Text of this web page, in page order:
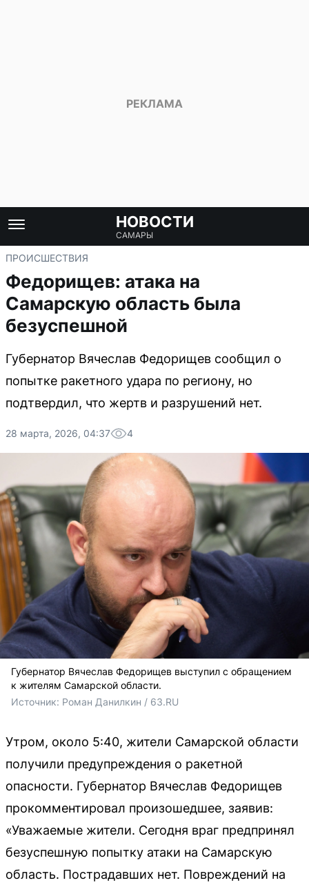
НОВОСТИ
САМАРЫ
ПРОИСШЕСТВИЯ
Федорищев: атака на
Самарскую область была
безуспешной
Губернатор Вячеслав Федорищев сообщил о
попытке ракетного удара по региону, но
подтвердил, что жертв и разрушений нет.
28 марта, 2026, 04:37 4
Губернатор Вячеслав Федорищев выступил с обращением
к жителям Самарской области.
Источник: Роман Данилкин / 63.RU
Утром, около 5:40, жители Самарской области
получили предупреждения о ракетной
опасности. Губернатор Вячеслав Федорищев
прокомментировал произошедшее, заявив:
«Уважаемые жители. Сегодня враг предпринял
безуспешную попытку атаки на Самарскую
область. Пострадавших нет. Повреждений на